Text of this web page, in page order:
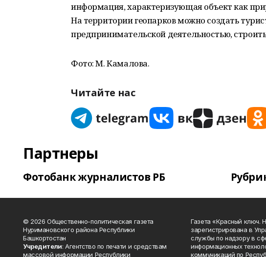
информация, характеризующая объект как
На территории геопарков можно создать
предпринимательской деятельностью,
Фото: М. Камалова.
Читайте нас
Партнеры
Фотобанк журналистов РБ
© 2026 Общественно-политическая газета
Нуримановского района Республики
Башкортостан
Учредители: Агентство по печати и средствам
массовой информации Республики
Газета «Красный ключ.
зарегистрирована в
службы по надзору в
информационных
коммуникаций по